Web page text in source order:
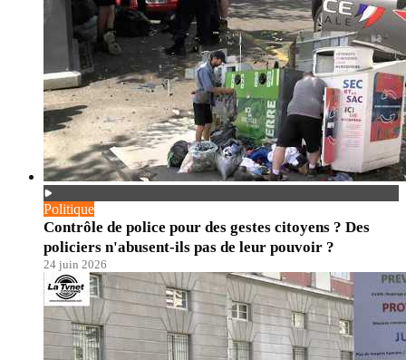
Politique
Contrôle de police pour des gestes citoyens ? Des
policiers n'abusent-ils pas de leur pouvoir ?
24 juin 2026